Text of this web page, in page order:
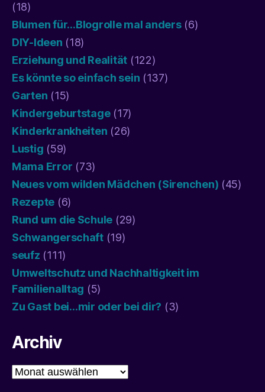
(18)
Blumen für…Blogrolle mal anders(6)
DIY-Ideen (18)
Erziehung und Realität (122)
Es könnte so einfach sein (137)
Garten (15)
Kindergeburtstage(17)
Kinderkrankheiten (26)
Lustig (59)
Mama Error (73)
Neues vom wilden Mädchen (Sirenchen) (45)
Rezepte (6)
Rund um die Schule (29)
Schwangerschaft(19)
seufz (111)
Umweltschutz und Nachhaltigkeit im
Familienalltag (5)
Zu Gast bei…mir oder bei dir? (3)
Archiv
Archiv